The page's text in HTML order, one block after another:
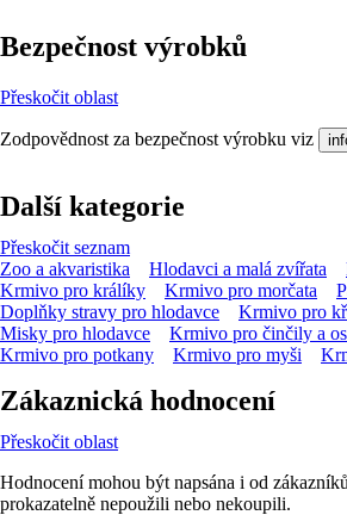
Bezpečnost výrobků
Přeskočit oblast
Zodpovědnost za bezpečnost výrobku viz
Další kategorie
Přeskočit seznam
Zoo a akvaristika
Hlodavci a malá zvířata
Krmivo pro králíky
Krmivo pro morčata
Doplňky stravy pro hlodavce
Krmivo pro
Misky pro hlodavce
Krmivo pro činčily a
Krmivo pro potkany
Krmivo pro myši
Zákaznická hodnocení
Přeskočit oblast
Hodnocení mohou být napsána i od
prokazatelně nepoužili nebo nekoupili.